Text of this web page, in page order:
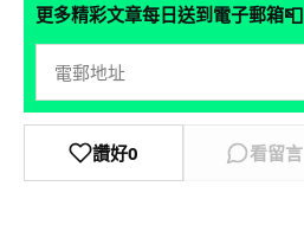
更多精彩文章每日送到電子郵箱📮
讚好0 看留言